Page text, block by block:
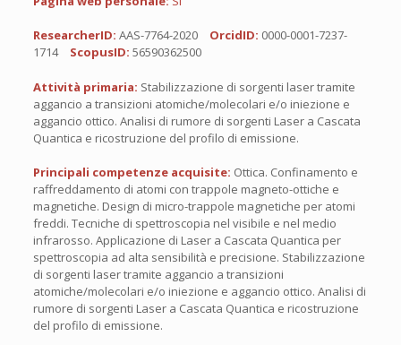
ResearcherID: AAS-7764-2020 OrcidID: 0000-0001-7237-
1714
ScopusID: 56590362500
Attività primaria: Stabilizzazione di sorgenti laser tramite
aggancio a transizioni atomiche/molecolari e/o iniezione e
aggancio ottico. Analisi di rumore di sorgenti Laser a Cascata
Quantica e ricostruzione del profilo di emissione.
Principali competenze acquisite: Ottica. Confinamento e
raffreddamento di atomi con trappole magneto-ottiche e
magnetiche. Design di micro-trappole magnetiche per atomi
freddi. Tecniche di spettroscopia nel visibile e nel medio
infrarosso. Applicazione di Laser a Cascata Quantica per
spettroscopia ad alta sensibilità e precisione. Stabilizzazione
di sorgenti laser tramite aggancio a transizioni
atomiche/molecolari e/o iniezione e aggancio ottico. Analisi di
rumore di sorgenti Laser a Cascata Quantica e ricostruzione
del profilo di emissione.